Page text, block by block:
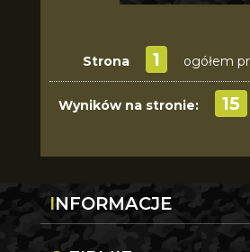
Strona 1 ogółem
Wyników na stronie: 15
INFORMACJE